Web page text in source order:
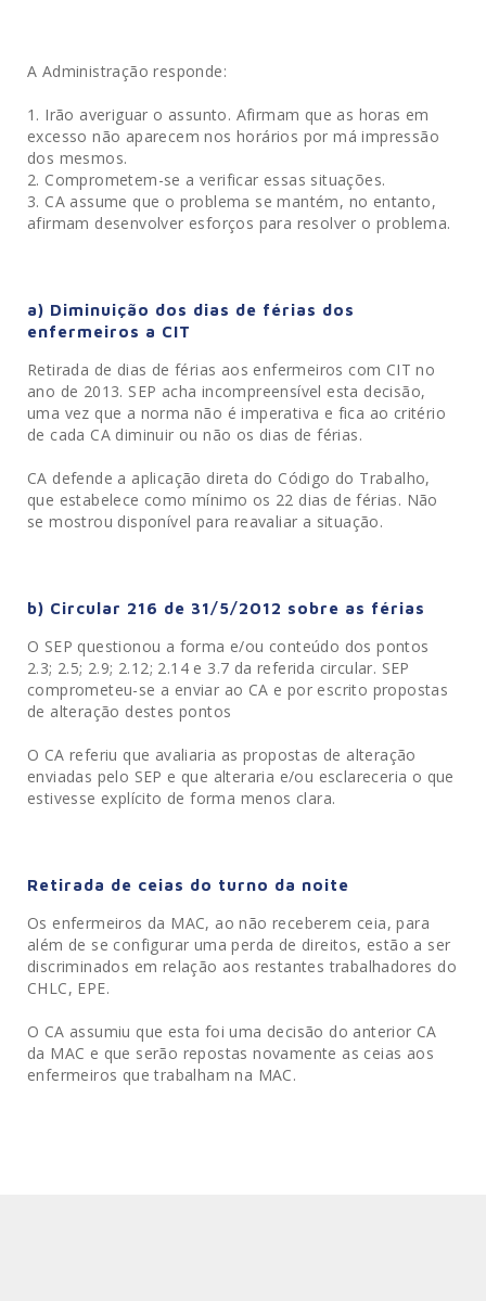
A Administração responde:
Irão averiguar o assunto. Afirmam que as horas em
excesso não aparecem nos horários por má impressão
dos mesmos.
Comprometem-se a verificar essas situações.
CA assume que o problema se mantém, no entanto,
afirmam desenvolver esforços para resolver o problema.
a) Diminuição dos dias de férias dos
enfermeiros a CIT
Retirada de dias de férias aos enfermeiros com CIT no
ano de 2013. SEP acha incompreensível esta decisão,
uma vez que a norma não é imperativa e fica ao critério
de cada CA diminuir ou não os dias de férias.
CA defende a aplicação direta do Código do Trabalho,
que estabelece como mínimo os 22 dias de férias. Não
se mostrou disponível para reavaliar a situação.
b) Circular 216 de 31/5/2012 sobre as férias
O SEP questionou a forma e/ou conteúdo dos pontos
2.3; 2.5; 2.9; 2.12; 2.14 e 3.7 da referida circular. SEP
comprometeu-se a enviar ao CA e por escrito propostas
de alteração destes pontos
O CA referiu que avaliaria as propostas de alteração
enviadas pelo SEP e que alteraria e/ou esclareceria o que
estivesse explícito de forma menos clara.
Retirada de ceias do turno da noite
Os enfermeiros da MAC, ao não receberem ceia, para
além de se configurar uma perda de direitos, estão a ser
discriminados em relação aos restantes trabalhadores do
CHLC, EPE.
O CA assumiu que esta foi uma decisão do anterior CA
da MAC e que serão repostas novamente as ceias aos
enfermeiros que trabalham na MAC.